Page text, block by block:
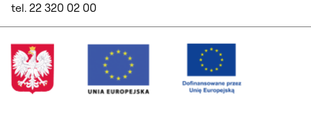
tel. 22 320 02 00